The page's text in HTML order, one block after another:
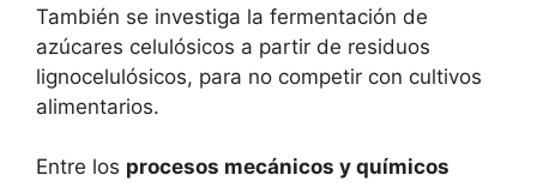
También se investiga la fermentación de
azúcares celulósicos a partir de residuos
lignocelulósicos, para no competir con cultivos
alimentarios.
Entre los procesos mecánicos y químicos